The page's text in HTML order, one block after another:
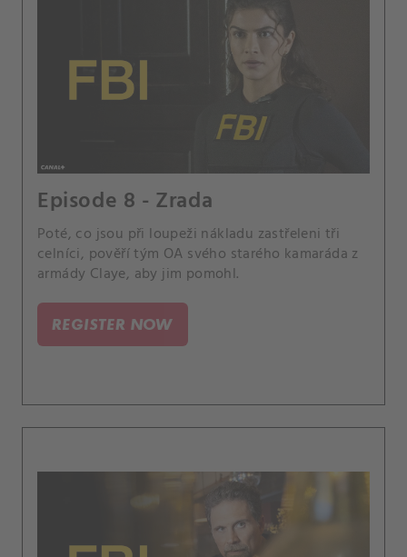
Episode 8 - Zrada
Poté, co jsou při loupeži nákladu zastřeleni tři
celníci, pověří tým OA svého starého kamaráda z
armády Claye, aby jim pomohl.
REGISTER NOW